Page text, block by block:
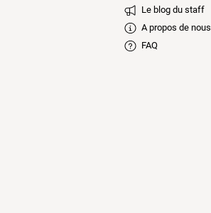
Le blog du staff
A propos de nous
FAQ